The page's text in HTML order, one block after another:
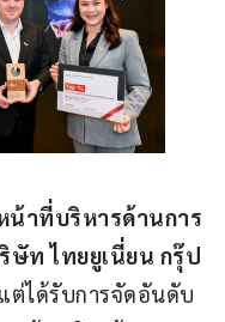
น้าที่บริหารด้านการ
ษัท ไทยยูเนี่ยน กรุ๊ป
ต่ได้รับการจัดอันดับ